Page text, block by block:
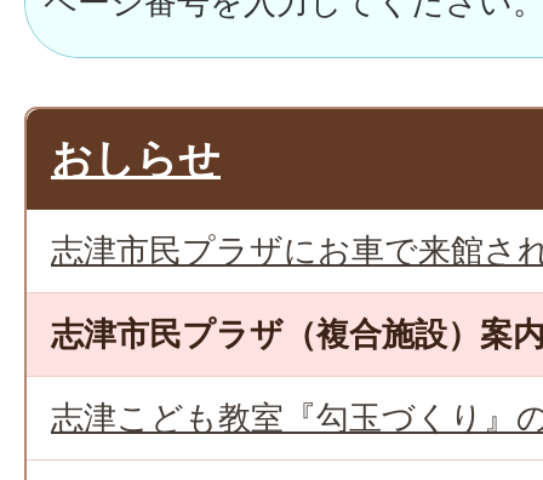
おしらせ
志津市民プラザにお車で来館さ
志津市民プラザ（複合施設）案
志津こども教室『勾玉づくり』